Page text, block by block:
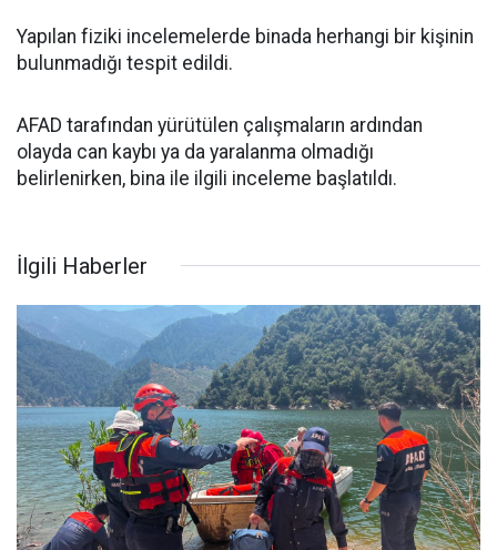
Yapılan fiziki incelemelerde binada herhangi bir kişinin
bulunmadığı tespit edildi.
AFAD tarafından yürütülen çalışmaların ardından
olayda can kaybı ya da yaralanma olmadığı
belirlenirken, bina ile ilgili inceleme başlatıldı.
İlgili Haberler